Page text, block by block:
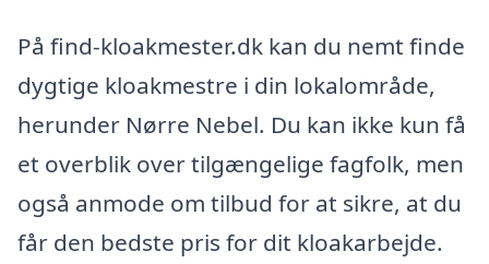
På find-kloakmester.dk kan du nemt finde
dygtige kloakmestre i din lokalområde,
herunder Nørre Nebel. Du kan ikke kun få
et overblik over tilgængelige fagfolk, men
også anmode om tilbud for at sikre, at du
får den bedste pris for dit kloakarbejde.